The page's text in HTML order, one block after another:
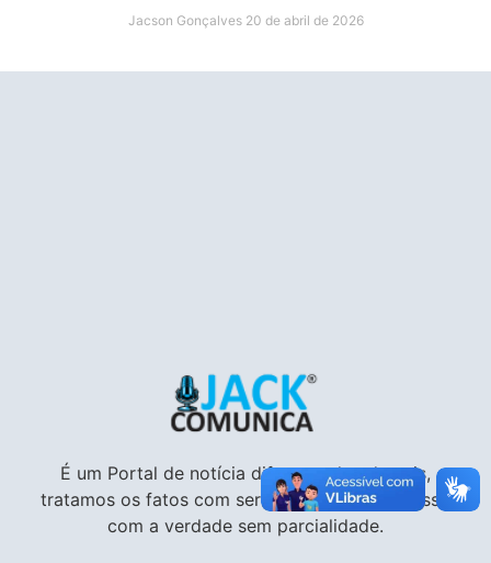
Jacson Gonçalves 20 de abril de 2026
É um Portal de notícia diferente dos demais,
tratamos os fatos com seriedade e compromisso
com a verdade sem parcialidade.